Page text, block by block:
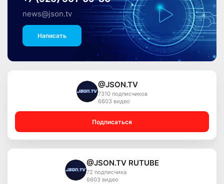
news@json.tv
Написать
@JSON.TV
7310 подписчиков
6603 видео
Подписаться
@JSON.TV RUTUBE
72 подписчика
6603 видео